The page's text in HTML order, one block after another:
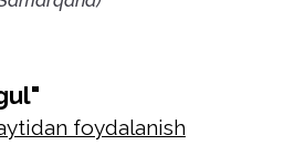
foydalanish